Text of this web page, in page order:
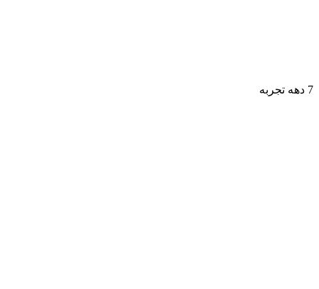
7 دهه تجربه